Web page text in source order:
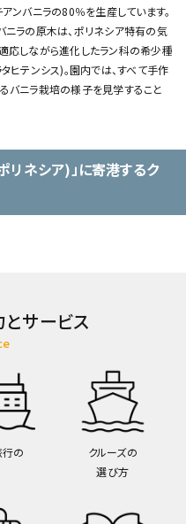
アンバニラの80％を生産しています。
ニラの原木は、ポリネシア特有の気
応しながら進化したラン科の希少種
ヒテンシス)。園内では、すべて手作
バニラ栽培の様子を見学すること
リネシア)」に寄港するク
サービス
行の
クルーズの
選び方